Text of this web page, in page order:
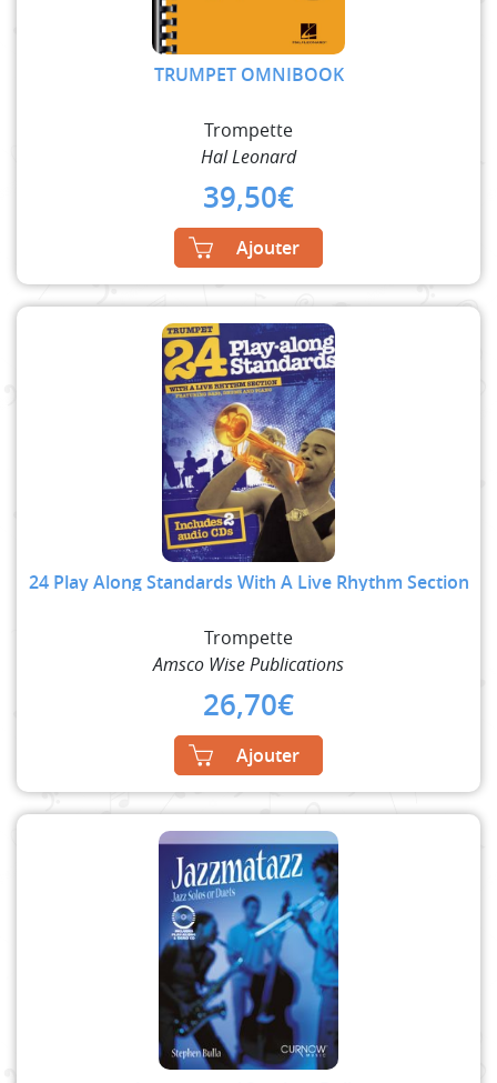
TRUMPET OMNIBOOK
Trompette
Hal Leonard
39,50€
Ajouter
24 Play Along Standards With A Live Rhythm Section
Trompette
Amsco Wise Publications
26,70€
Ajouter